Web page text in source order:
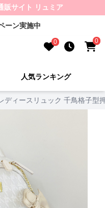
販サイト リュミア
ーン実施中
0 0
人気ランキング
ディースリュック 千鳥格子